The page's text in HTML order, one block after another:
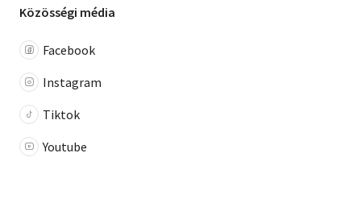
Közösségi média
Facebook
Instagram
Tiktok
Youtube